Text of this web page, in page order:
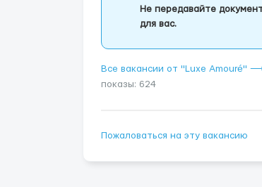
Не передавайте
для вас.
Все вакансии от "Luxe Amouré"
показы: 624
Пожаловаться на эту вакансию